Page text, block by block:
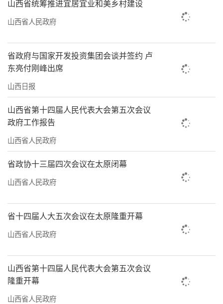
山西省统筹推进宜居宜业和美乡村建设
山西省人民政府
省政府与国家开发投资集团会谈并签约 卢
东亮付刚峰出席
山西日报
山西省第十四届人民代表大会第五次会议
政府工作报告
山西省人民政府
省政协十三届四次会议在太原闭幕
山西省人民政府
省十四届人大五次会议在太原隆重开幕
山西省人民政府
山西省第十四届人民代表大会第五次会议
隆重开幕
山西省人民政府